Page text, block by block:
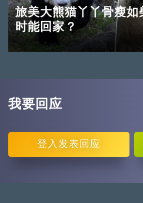
旅美大熊猫丫丫骨瘦
时能回家？
我要回应
登入 发表回应